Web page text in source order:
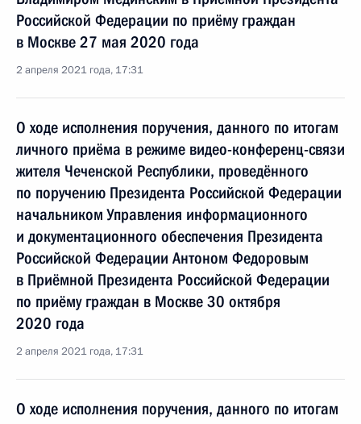
Российской Федерации по приёму граждан
в Москве 27 мая 2020 года
2 апреля 2021 года, 17:31
О ходе исполнения поручения, данного по итогам
личного приёма в режиме видео-конференц-связи
жителя Чеченской Республики, проведённого
по поручению Президента Российской Федерации
начальником Управления информационного
и документационного обеспечения Президента
Российской Федерации Антоном Федоровым
в Приёмной Президента Российской Федерации
по приёму граждан в Москве 30 октября
2020 года
2 апреля 2021 года, 17:31
О ходе исполнения поручения, данного по итогам